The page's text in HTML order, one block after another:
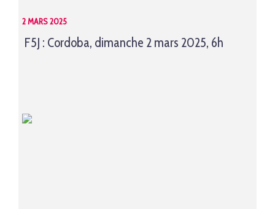
2 MARS 2025
F5J : Cordoba, dimanche 2 mars 2025, 6h